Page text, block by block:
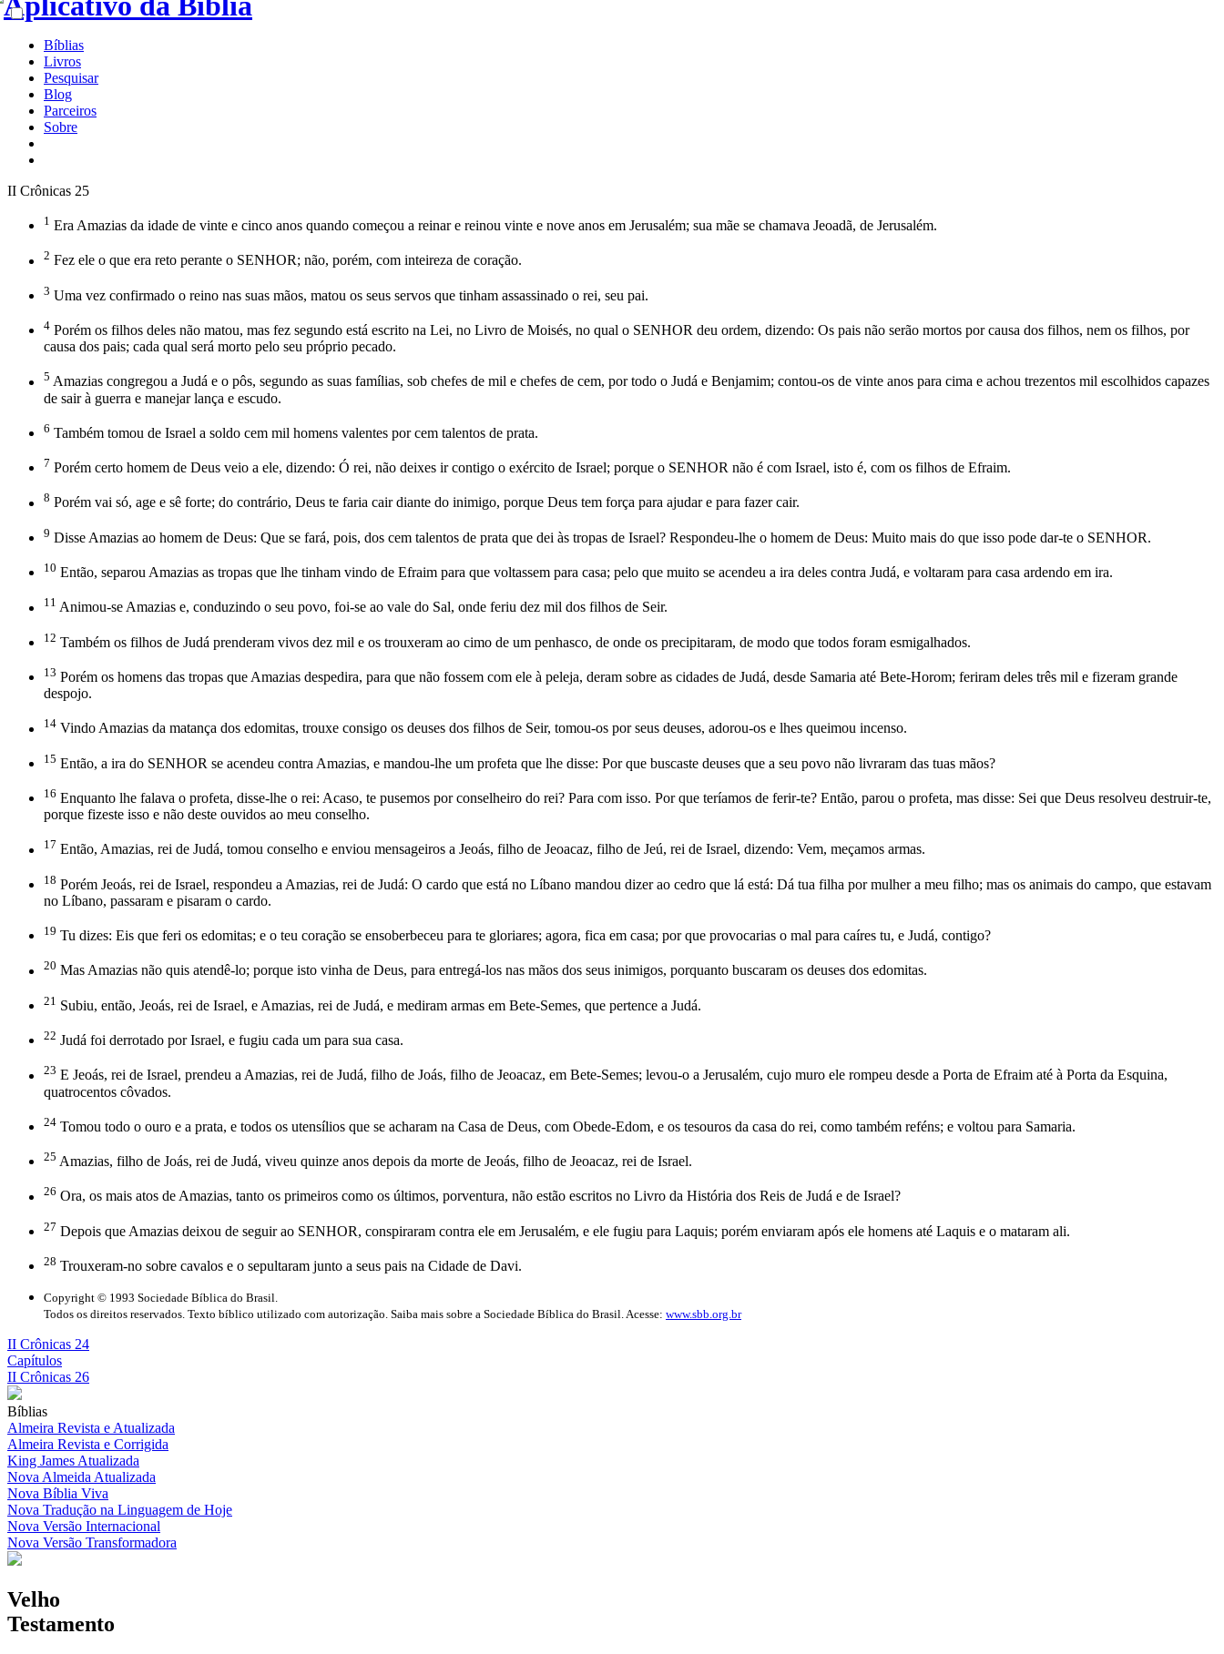
Bíblias
Livros
Pesquisar
Blog
Parceiros
Sobre
II Crônicas 25
1 Era Amazias da idade de vinte e cinco anos quando começou a reinar e reinou vinte e nove anos em Jerusalém; sua mãe se chamava Jeoadã, de Jerusalém.
2 Fez ele o que era reto perante o SENHOR; não, porém, com inteireza de coração.
3 Uma vez confirmado o reino nas suas mãos, matou os seus servos que tinham assassinado o rei, seu pai.
4 Porém os filhos deles não matou, mas fez segundo está escrito na Lei, no Livro de Moisés, no qual o SENHOR deu ordem, dizendo: Os pais não serão mortos por causa dos filhos, nem os filhos, por
causa dos pais; cada qual será morto pelo seu próprio pecado.
5 Amazias congregou a Judá e o pôs, segundo as suas famílias, sob chefes de mil e chefes de cem, por todo o Judá e Benjamim; contou-os de vinte anos para cima e achou trezentos mil escolhidos capazes
de sair à guerra e manejar lança e escudo.
6 Também tomou de Israel a soldo cem mil homens valentes por cem talentos de prata.
7 Porém certo homem de Deus veio a ele, dizendo: Ó rei, não deixes ir contigo o exército de Israel; porque o SENHOR não é com Israel, isto é, com os filhos de Efraim.
8 Porém vai só, age e sê forte; do contrário, Deus te faria cair diante do inimigo, porque Deus tem força para ajudar e para fazer cair.
9 Disse Amazias ao homem de Deus: Que se fará, pois, dos cem talentos de prata que dei às tropas de Israel? Respondeu-lhe o homem de Deus: Muito mais do que isso pode dar-te o SENHOR.
10 Então, separou Amazias as tropas que lhe tinham vindo de Efraim para que voltassem para casa; pelo que muito se acendeu a ira deles contra Judá, e voltaram para casa ardendo em ira.
11 Animou-se Amazias e, conduzindo o seu povo, foi-se ao vale do Sal, onde feriu dez mil dos filhos de Seir.
12 Também os filhos de Judá prenderam vivos dez mil e os trouxeram ao cimo de um penhasco, de onde os precipitaram, de modo que todos foram esmigalhados.
13 Porém os homens das tropas que Amazias despedira, para que não fossem com ele à peleja, deram sobre as cidades de Judá, desde Samaria até Bete-Horom; feriram deles três mil e fizeram grande
despojo.
14 Vindo Amazias da matança dos edomitas, trouxe consigo os deuses dos filhos de Seir, tomou-os por seus deuses, adorou-os e lhes queimou incenso.
15 Então, a ira do SENHOR se acendeu contra Amazias, e mandou-lhe um profeta que lhe disse: Por que buscaste deuses que a seu povo não livraram das tuas mãos?
16 Enquanto lhe falava o profeta, disse-lhe o rei: Acaso, te pusemos por conselheiro do rei? Para com isso. Por que teríamos de ferir-te? Então, parou o profeta, mas disse: Sei que Deus resolveu destruir-te,
porque fizeste isso e não deste ouvidos ao meu conselho.
17 Então, Amazias, rei de Judá, tomou conselho e enviou mensageiros a Jeoás, filho de Jeoacaz, filho de Jeú, rei de Israel, dizendo: Vem, meçamos armas.
18 Porém Jeoás, rei de Israel, respondeu a Amazias, rei de Judá: O cardo que está no Líbano mandou dizer ao cedro que lá está: Dá tua filha por mulher a meu filho; mas os animais do campo, que estavam
no Líbano, passaram e pisaram o cardo.
19 Tu dizes: Eis que feri os edomitas; e o teu coração se ensoberbeceu para te gloriares; agora, fica em casa; por que provocarias o mal para caíres tu, e Judá, contigo?
20 Mas Amazias não quis atendê-lo; porque isto vinha de Deus, para entregá-los nas mãos dos seus inimigos, porquanto buscaram os deuses dos edomitas.
21 Subiu, então, Jeoás, rei de Israel, e Amazias, rei de Judá, e mediram armas em Bete-Semes, que pertence a Judá.
22 Judá foi derrotado por Israel, e fugiu cada um para sua casa.
23 E Jeoás, rei de Israel, prendeu a Amazias, rei de Judá, filho de Joás, filho de Jeoacaz, em Bete-Semes; levou-o a Jerusalém, cujo muro ele rompeu desde a Porta de Efraim até à Porta da Esquina,
quatrocentos côvados.
24 Tomou todo o ouro e a prata, e todos os utensílios que se acharam na Casa de Deus, com Obede-Edom, e os tesouros da casa do rei, como também reféns; e voltou para Samaria.
25 Amazias, filho de Joás, rei de Judá, viveu quinze anos depois da morte de Jeoás, filho de Jeoacaz, rei de Israel.
26 Ora, os mais atos de Amazias, tanto os primeiros como os últimos, porventura, não estão escritos no Livro da História dos Reis de Judá e de Israel?
27 Depois que Amazias deixou de seguir ao SENHOR, conspiraram contra ele em Jerusalém, e ele fugiu para Laquis; porém enviaram após ele homens até Laquis e o mataram ali.
28 Trouxeram-no sobre cavalos e o sepultaram junto a seus pais na Cidade de Davi.
Copyright © 1993 Sociedade Bíblica do Brasil.
Todos os direitos reservados. Texto bíblico utilizado com autorização. Saiba mais sobre a Sociedade Bíblica do Brasil. Acesse: www.sbb.org.br
II Crônicas 24
Capítulos
II Crônicas 26
Bíblias
Almeira Revista e Atualizada
Almeira Revista e Corrigida
King James Atualizada
Nova Almeida Atualizada
Nova Bíblia Viva
Nova Tradução na Linguagem de Hoje
Nova Versão Internacional
Nova Versão Transformadora
Velho
Testamento